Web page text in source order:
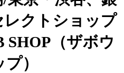
レクトショップ
SHOP（ザボウ
）